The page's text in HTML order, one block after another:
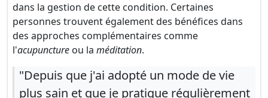
dans la gestion de cette condition. Certaines
personnes trouvent également des bénéfices dans
des approches complémentaires comme
l'acupuncture ou la méditation.
"Depuis que j'ai adopté un mode de vie
plus sain et que je pratique régulièrement